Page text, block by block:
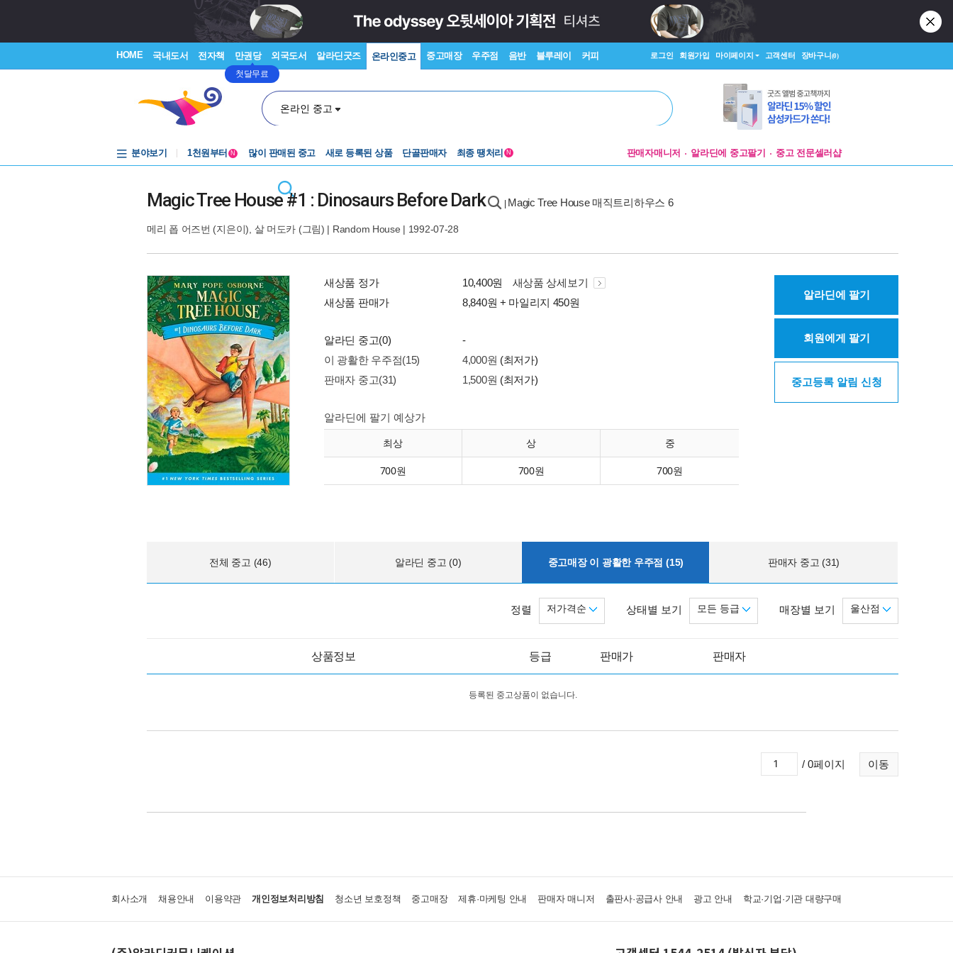
HOME 국내도서 전자책 만권당
첫달무료
외국도서 알라딘굿즈 온라인중고 중고매장 우주점 음반 블루레이 커피 로그인 회원가입 마이페이지 고객센터 장바구니(0)
온라인 중고
분야보기
1천원부터
N 많이 판매된 중고 새로 등록된 상품 단골판매자 최종 땡처리 N 판매자매니저 알라딘에 중고팔기 중고 전문셀러샵
Magic Tree House #1 : Dinosaurs Before Dark Magic Tree House 매직트리하우스 6
메리 폽 어즈번 (지은이), 살 머도카 (그림) | Random House | 1992-07-28
새상품 정가 10,400원
새상품 상세보기
새상품 판매가
8,840원 + 마일리지 450원
알라딘 중고(0)
-
이 광활한 우주점(15)
4,000원 (최저가)
판매자 중고(31)
1,500원 (최저가)
알라딘에 팔기 예상가
최상 상 중
700원 700원 700원
알라딘에 팔기
회원에게 팔기
중고등록 알림 신청
전체 중고 (46) 알라딘 중고 (0) 중고매장 이 광활한 우주점 (15) 판매자 중고 (31)
매장별 보기 울산점
상태별 보기 모든 등급
정렬 저가격순
상품정보 등급 판매가 판매자
등록된 중고상품이 없습니다.
이동
/ 0페이지
회사소개 채용안내 이용약관 개인정보처리방침 청소년 보호정책 중고매장 제휴·마케팅 안내 판매자 매니저 출판사·공급사 안내 광고 안내 학교·기업·기관 대량구매